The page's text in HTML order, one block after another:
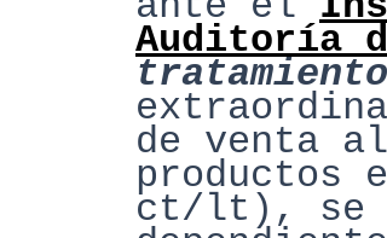
Auditoría
de venta
productos
ct/lt), se